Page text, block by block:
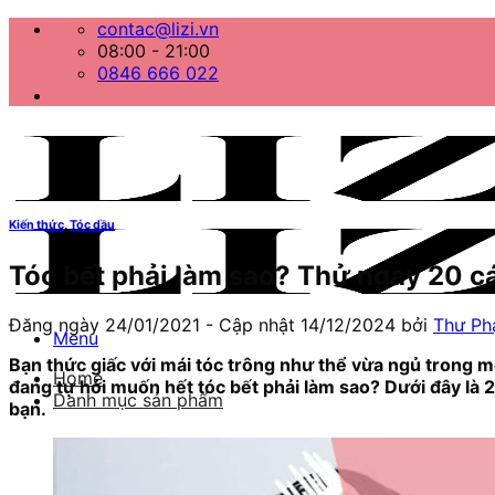
dung
contac@lizi.vn
08:00 - 21:00
0846 666 022
Menu
Home
Danh mục sản phẩm
Kiến thức,Tóc dầu
Tóc bết phải làm sao? Thử ngay 20
Đăng ngày 24/01/2021 - Cập nhật 14/12/2024 bởi Thư
Bạn thức giấc với mái tóc trông như thể vừa ngủ trong
đang tự hỏi muốn hết tóc bết phải làm sao? Dưới đây là
bạn.